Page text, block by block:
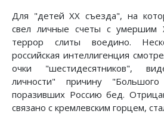
Для "детей XX съезда", на
свел личные счеты с умершим
террор слиты воедино.
российская интеллигенция
очки "шестидесятников",
личности" причину
поразивших Россию бед.
связано с кремлевским горцем,